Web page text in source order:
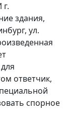
здания,
ул.
ответчик,
спорное